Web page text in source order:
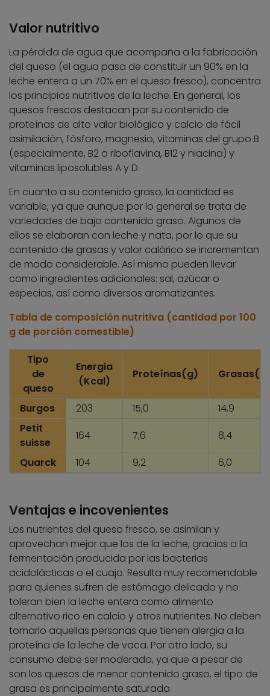
Valor nutritivo
La pérdida de agua que acompaña a la fabricación
del queso (el agua pasa de constituir un 90% en la
leche entera a un 70% en el queso fresco), concentra
los principios nutritivos de la leche. En general, los
quesos frescos destacan por su contenido de
proteínas de alto valor biológico y calcio de fácil
asimilación, fósforo, magnesio, vitaminas del grupo B
(especialmente, B2 o riboflavina, B12 y niacina) y
vitaminas liposolubles A y D.
En cuanto a su contenido graso, la cantidad es
variable, ya que aunque por lo general se trata de
variedades de bajo contenido graso. Algunos de
ellos se elaboran con leche y nata, por lo que su
contenido de grasas y valor calórico se incrementan
de modo considerable. Así mismo pueden llevar
como ingredientes adicionales: sal, azúcar o
especias, así como diversos aromatizantes.
Tabla de composición nutritiva (cantidad por 100
g de porción comestible)
Tipo
de
queso
Energia
(Kcal)
Proteínas(g)
Burgos 203 15,0
14,9
Petit
suisse
164 7,6
8,4
Quarck
104 9,2 6,0
Ventajas e incovenientes
Los nutrientes del queso fresco, se asimilan y
aprovechan mejor que los de la leche, gracias a la
fermentación producida por las bacterias
acidolácticas o el cuajo. Resulta muy recomendable
para quienes sufren de estómago delicado y no
toleran bien la leche entera como alimento
alternativo rico en calcio y otros nutrientes. No deben
tomarlo aquellas personas que tienen alergia a la
proteína de la leche de vaca. Por otro lado, su
consumo debe ser moderado, ya que a pesar de
son los quesos de menor contenido graso, el tipo de
grasa es principalmente saturada